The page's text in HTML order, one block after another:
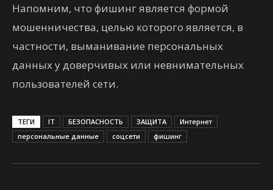
Напомним, что фишинг является формой
мошенничества, целью которого является, в
частности, выманивание персональных
данных у доверчивых или невнимательных
пользователей сети.
ТЕГИ IT БЕЗОПАСНОСТЬ ЗАЩИТА
Интернет
персональные данные
соцсети фишинг